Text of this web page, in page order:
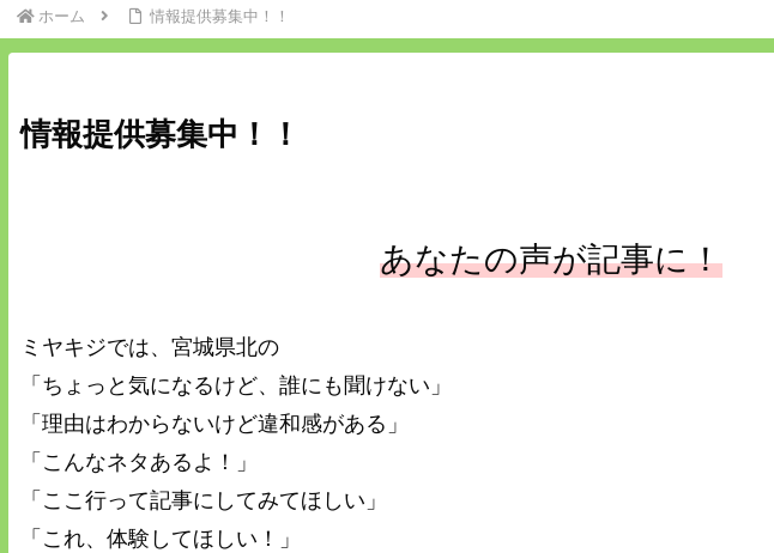
ホーム 情報提供募集中！！
情報提供募集中！！
あなたの声が記事に！
ミヤキジでは、宮城県北の
「ちょっと気になるけど、誰にも聞けない」
「理由はわからないけど違和感がある」
「こんなネタあるよ！」
「ここ行って記事にしてみてほしい」
「これ、体験してほしい！」